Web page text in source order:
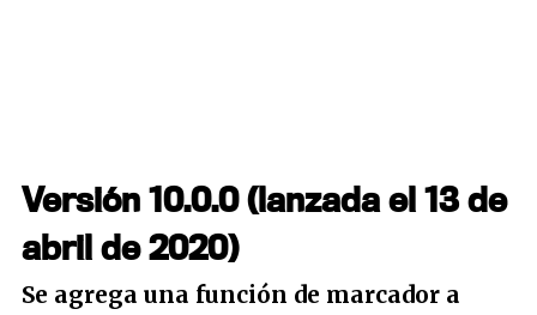
Versión 10.0.0 (lanzada el 13 de
abril de 2020)
Se agrega una función de marcador a